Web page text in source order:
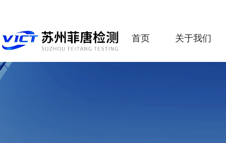
首页 关于我们